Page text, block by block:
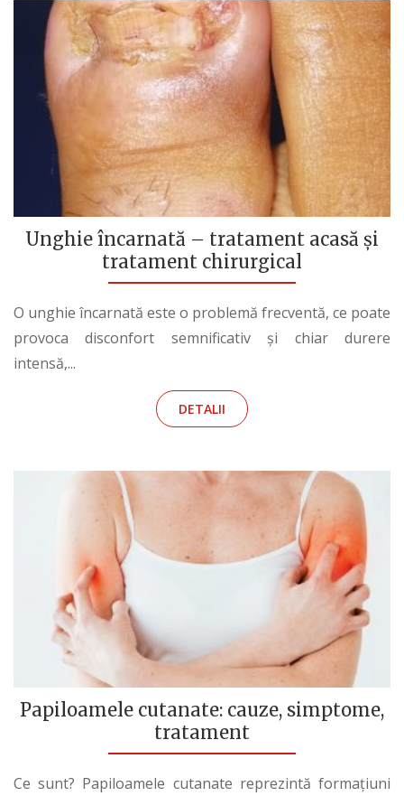
Unghie încarnată – tratament acasă și
tratament chirurgical
O unghie încarnată este o problemă frecventă, ce poate
provoca disconfort semnificativ și chiar durere
intensă,...
DETALII
Papiloamele cutanate: cauze, simptome,
tratament
Ce sunt? Papiloamele cutanate reprezintă formațiuni